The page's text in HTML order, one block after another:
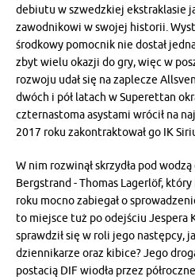
debiutu w szwedzkiej ekstraklasie
zawodnikowi w swojej historii.
środkowy pomocnik nie dostał
zbyt wielu okazji do gry, więc w
rozwoju udał się na zaplecze
dwóch i pół latach w Superettan
czternastoma asystami wrócił na
2017 roku zakontraktował go IK
W nim rozwinął skrzydła pod
Bergstrand - Thomas Lagerlöf,
roku mocno zabiegał o
to miejsce tuż po odejściu Jespera
sprawdził się w roli jego następcy,
dziennikarze oraz kibice? Jego
postacią DIF wiodła przez